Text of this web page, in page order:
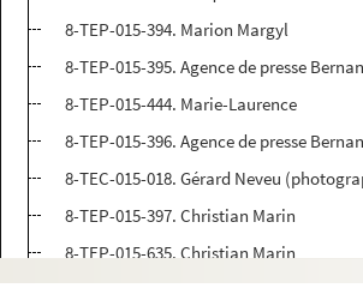
8-TEP-015-394. Marion Margyl
8-TEP-015-395. Agence de presse
8-TEP-015-444. Marie-Laurence
8-TEP-015-396. Agence de presse
8-TEC-015-018. Gérard Neveu
8-TEP-015-397. Christian Marin
8-TEP-015-635. Christian Marin
8-TEP-015-398. Jacques Marin